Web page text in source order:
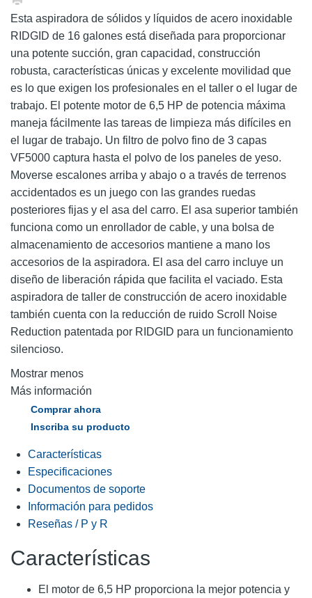
Esta aspiradora de sólidos y líquidos de acero inoxidable
RIDGID de 16 galones está diseñada para proporcionar
una potente succión, gran capacidad, construcción
robusta, características únicas y excelente movilidad que
es lo que exigen los profesionales en el taller o el lugar de
trabajo. El potente motor de 6,5 HP de potencia máxima
maneja fácilmente las tareas de limpieza más difíciles en
el lugar de trabajo. Un filtro de polvo fino de 3 capas
VF5000 captura hasta el polvo de los paneles de yeso.
Moverse escalones arriba y abajo o a través de terrenos
accidentados es un juego con las grandes ruedas
posteriores fijas y el asa del carro. El asa superior también
funciona como un enrollador de cable, y una bolsa de
almacenamiento de accesorios mantiene a mano los
accesorios de la aspiradora. El asa del carro incluye un
diseño de liberación rápida que facilita el vaciado. Esta
aspiradora de taller de construcción de acero inoxidable
también cuenta con la reducción de ruido Scroll Noise
Reduction patentada por RIDGID para un funcionamiento
silencioso.
Mostrar menos
Más información
Comprar ahora
Inscriba su producto
Características
Especificaciones
Documentos de soporte
Información para pedidos
Reseñas / P y R
Características
El motor de 6,5 HP proporciona la mejor potencia y